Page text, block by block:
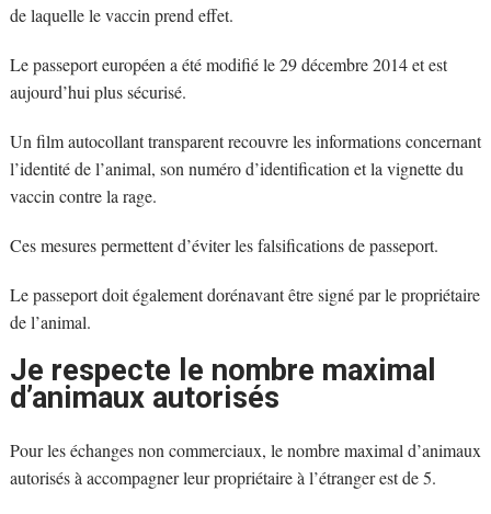
de laquelle le vaccin prend effet.
Le passeport européen a été modifié le 29 décembre 2014 et est
aujourd’hui plus sécurisé.
Un film autocollant transparent recouvre les informations concernant
l’identité de l’animal, son numéro d’identification et la vignette du
vaccin contre la rage.
Ces mesures permettent d’éviter les falsifications de passeport.
Le passeport doit également dorénavant être signé par le propriétaire
de l’animal.
Je respecte le nombre maximal
d’animaux autorisés
Pour les échanges non commerciaux, le nombre maximal d’animaux
autorisés à accompagner leur propriétaire à l’étranger est de 5.